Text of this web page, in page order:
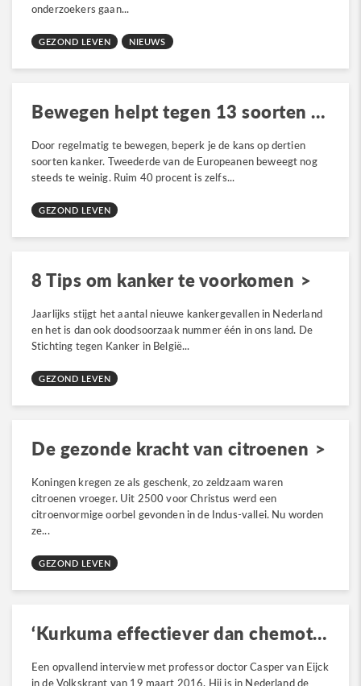
onderzoekers gaan...
GEZOND LEVEN NIEUWS
Bewegen helpt tegen 13 soorten kanker
Door regelmatig te bewegen, beperk je de kans op dertien
soorten kanker. Tweederde van de Europeanen beweegt nog
steeds te weinig. Ruim 40 procent is zelfs...
GEZOND LEVEN
8 Tips om kanker te voorkomen
Jaarlijks stijgt het aantal nieuwe kankergevallen in Nederland
en het is dan ook doodsoorzaak nummer één in ons land. De
Stichting tegen Kanker in België...
GEZOND LEVEN
De gezonde kracht van citroenen
Koningen kregen ze als geschenk, zo zeldzaam waren
citroenen vroeger. Uit 2500 voor Christus werd een
citroenvormige oorbel gevonden in de Indus-vallei. Nu worden
ze...
GEZOND LEVEN
‘Kurkuma effectiever dan chemotherapie bij alvleesklierkanker’
Een opvallend interview met professor doctor Casper van Eijck
in de Volkskrant van 19 maart 2016. Hij is in Nederland de